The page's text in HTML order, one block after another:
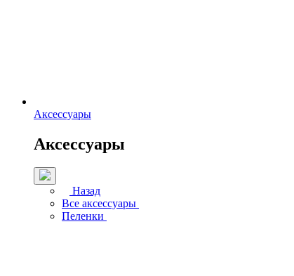
Аксессуары
Аксессуары
Назад
Все аксессуары
Пеленки